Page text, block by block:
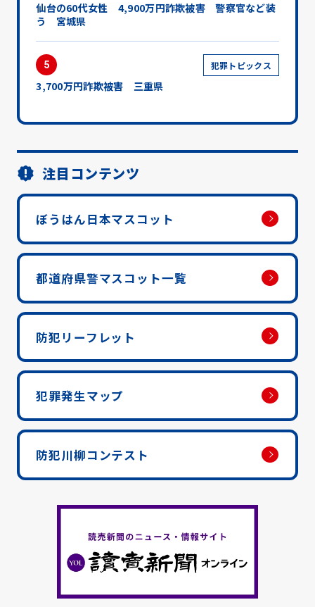
仙台の60代女性 4,900万円詐欺被害 警察官など装
う 宮城県
5 犯罪トピックス
3,700万円詐欺被害 三重県
注目コンテンツ
ぼうはん日本マスコット
都道府県警マスコット一覧
防犯リーフレット
犯罪発生マップ
防犯川柳コンテスト